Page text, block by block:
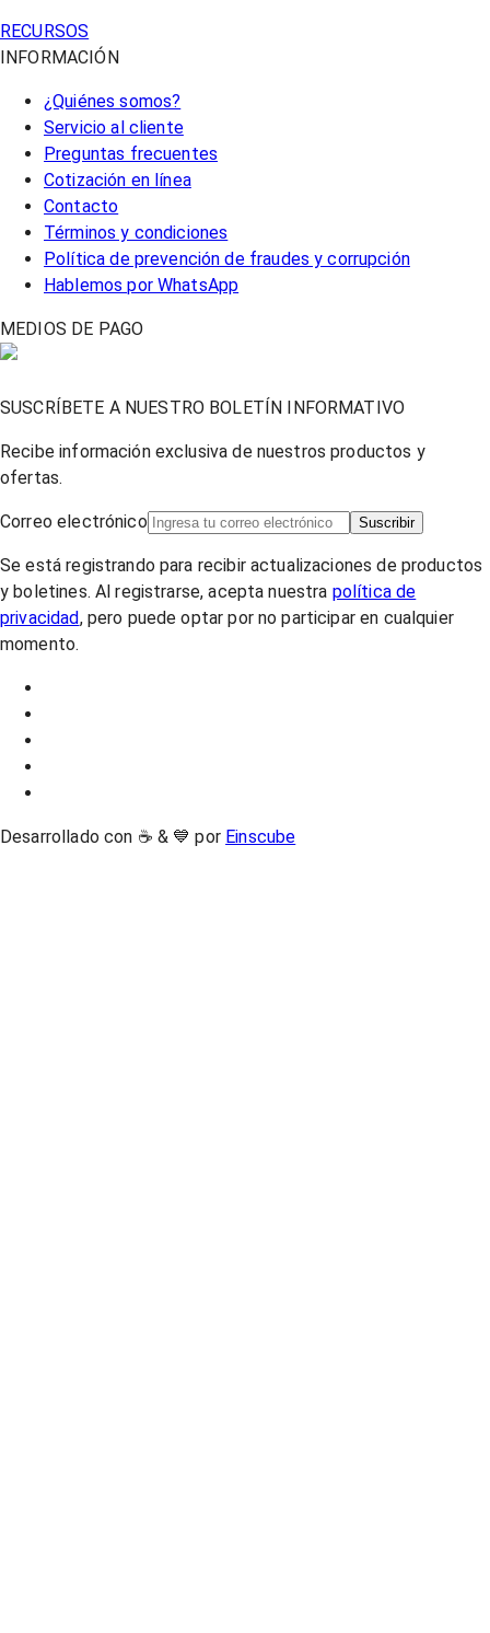
RECURSOS
INFORMACIÓN
¿Quiénes somos?
Servicio al cliente
Preguntas frecuentes
Cotización en línea
Contacto
Términos y condiciones
Política de prevención de fraudes y corrupción
Hablemos por WhatsApp
MEDIOS DE PAGO
SUSCRÍBETE A NUESTRO BOLETÍN INFORMATIVO
Recibe información exclusiva de nuestros productos y
ofertas.
Correo electrónico Suscribir
Se está registrando para recibir actualizaciones de productos
y boletines. Al registrarse, acepta nuestra política de
privacidad, pero puede optar por no participar en cualquier
momento.
Desarrollado con ☕ & 💙 por Einscube